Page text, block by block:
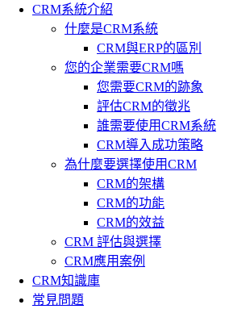
CRM系統介紹
什麼是CRM系統
CRM與ERP的區別
您的企業需要CRM嗎
您需要CRM的跡象
評估CRM的徵兆
誰需要使用CRM系統
CRM導入成功策略
為什麼要選擇使用CRM
CRM的架構
CRM的功能
CRM的效益
CRM 評估與選擇
CRM應用案例
CRM知識庫
常見問題